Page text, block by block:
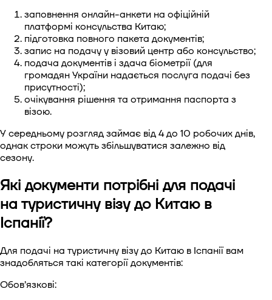
заповнення онлайн-анкети на офіційній
платформі консульства Китаю;
підготовка повного пакета документів;
запис на подачу у візовий центр або консульство;
подача документів і здача біометрії (для
громадян України надається послуга подачі без
присутності);
очікування рішення та отримання паспорта з
візою.
У середньому розгляд займає від 4 до 10 робочих днів,
однак строки можуть збільшуватися залежно від
сезону.
Які документи потрібні для подачі
на туристичну візу до Китаю в
Іспанії?
Для подачі на туристичну візу до Китаю в Іспанії вам
знадобляться такі категорії документів:
Обов’язкові: